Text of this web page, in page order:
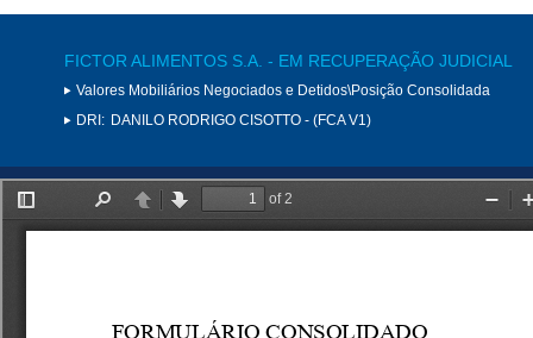
FICTOR ALIMENTOS S.A. - EM RECUPERAÇÃO JUDICIAL
Valores Mobiliários Negociados e Detidos\Posição Consolidada
DRI: DANILO RODRIGO CISOTTO - (FCA V1)